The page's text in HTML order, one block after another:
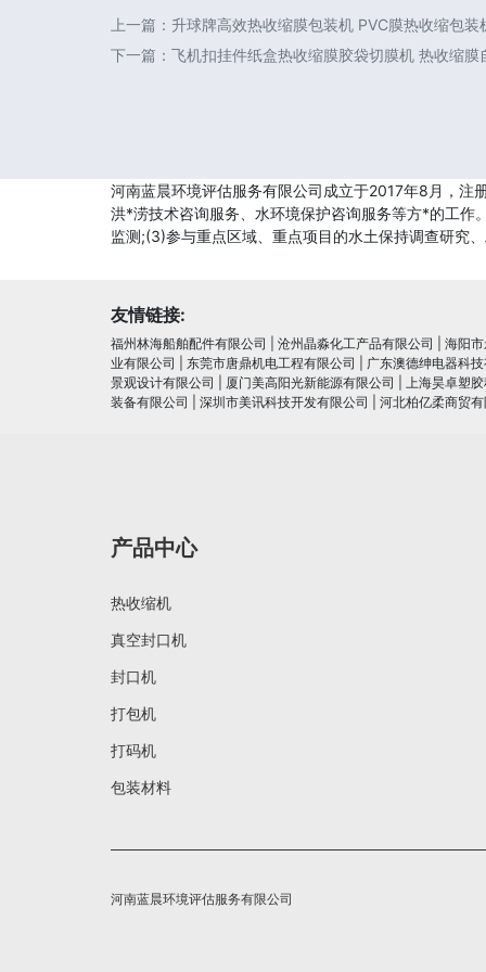
上一篇： 升球牌高效热收缩膜包装机 PVC膜热收缩包
下一篇： 飞机扣挂件纸盒热收缩膜胶袋切膜机 热收缩膜
河南蓝晨环境评估服务有限公司成立于2017年8月，注
洪*涝技术咨询服务、水环境保护咨询服务等方*的工作
监测;(3)参与重点区域、重点项目的水土保持调查研究
友情链接:
福州林海船舶配件有限公司 沧州晶淼化工产品有限公司
海阳
业有限公司
东莞市唐鼎机电工程有限公司
广东澳德绅电器科
景观设计有限公司
厦门美高阳光新能源有限公司
上海昊卓塑
装备有限公司
深圳市美讯科技开发有限公司 河北柏亿柔商贸
产品中心
热收缩机
真空封口机
封口机
打包机
打码机
包装材料
河南蓝晨环境评估服务有限公司